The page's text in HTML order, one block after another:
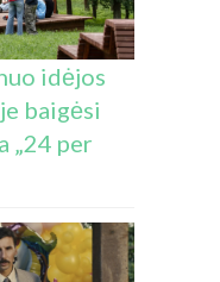
idėjos
baigėsi
„24 per